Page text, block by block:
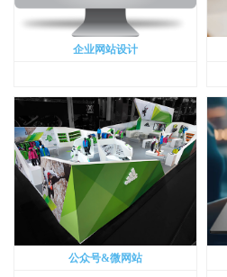
企业网站设计
公众号&微网站